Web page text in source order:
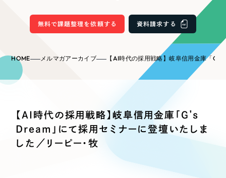
選ばれる理由
お役立ち情報
Webサイト制作
コーポレートサイト制作
Company
無料で課題整理を依頼する 資料請求する
HOME メルマガアーカイブ 【AI時代の採用戦略】岐阜信用金庫「G’s Dream」にて採用セミナーに登壇いたしました／リーピ
【AI時代の採用戦略】岐阜信用金庫「G’s
Dream」にて採用セミナーに登壇いたしま
した／リーピー・牧